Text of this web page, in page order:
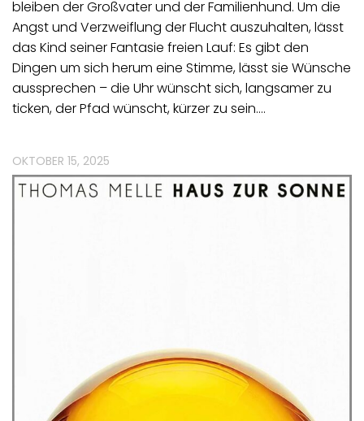
bleiben der Großvater und der Familienhund. Um die
Angst und Verzweiflung der Flucht auszuhalten, lässt
das Kind seiner Fantasie freien Lauf: Es gibt den
Dingen um sich herum eine Stimme, lässt sie Wünsche
aussprechen – die Uhr wünscht sich, langsamer zu
ticken, der Pfad wünscht, kürzer zu sein.…
OKTOBER 15, 2025